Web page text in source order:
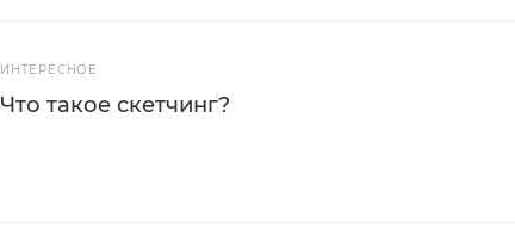
ИНТЕРЕСНОЕ
Что такое скетчинг?